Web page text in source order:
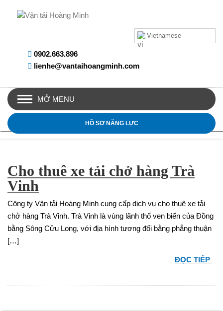
Vietnamese
0902.663.896
lienhe@vantaihoangminh.com
MỞ MENU
HỒ SƠ NĂNG LỰC
Cho thuê xe tải chở hàng Trà
Vinh
Công ty Vận tải Hoàng Minh cung cấp dịch vụ cho thuê xe tải
chở hàng Trà Vinh. Trà Vinh là vùng lãnh thổ ven biển của Đồng
bằng Sông Cửu Long, với địa hình tương đối bằng phẳng thuận
[…]
ĐỌC TIẾP